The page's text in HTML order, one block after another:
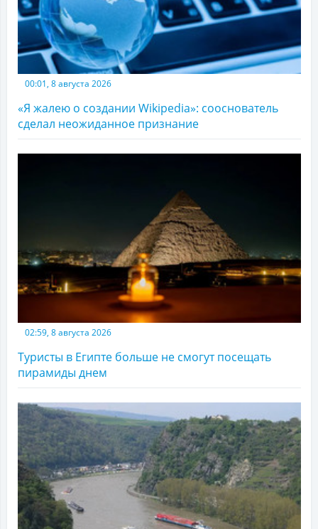
00:01, 8 августа 2026
«Я жалею о создании Wikipedia»: сооснователь
сделал неожиданное признание
02:59, 8 августа 2026
Туристы в Египте больше не смогут посещать
пирамиды днем